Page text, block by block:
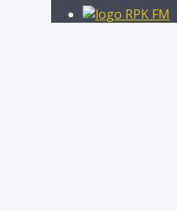
RPK FM